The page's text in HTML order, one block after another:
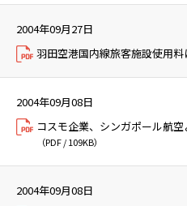
2004年09月27日
羽田空港国内線旅客施設使用料
2004年09月08日
コスモ企業、シンガポール航
（PDF / 109KB）
2004年09月08日